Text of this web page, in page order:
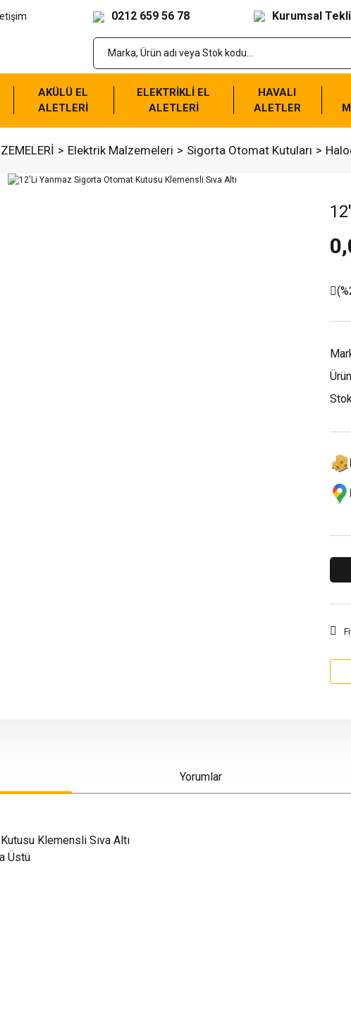
0212 659 56 78 Kurumsal
AKÜLÜ EL
ALETLERİ
ELEKTRİKLİ EL
ALETLERİ
HAVALI
ALETLER
Elektrik Malzemeleri Sigorta Otomat Kutuları
Yorumlar
Klemensli Sıva Altı
Üstü